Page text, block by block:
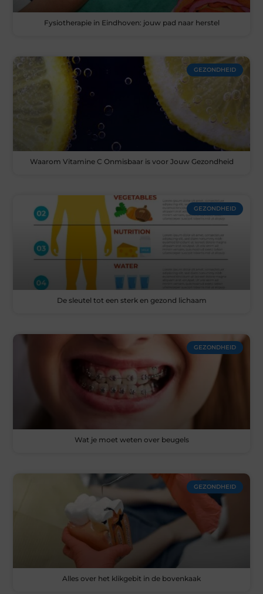
Fysiotherapie in Eindhoven: jouw pad naar herstel
GEZONDHEID
Waarom Vitamine C Onmisbaar is voor Jouw Gezondheid
GEZONDHEID
De sleutel tot een sterk en gezond lichaam
GEZONDHEID
Wat je moet weten over beugels
GEZONDHEID
Alles over het klikgebit in de bovenkaak